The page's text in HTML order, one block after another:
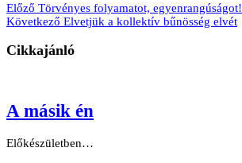
Előző Törvényes folyamatot, egyenrangúságot!
Következő Elvetjük a kollektív bűnösség elvét
Cikkajánló
A másik én
Előkészületben…